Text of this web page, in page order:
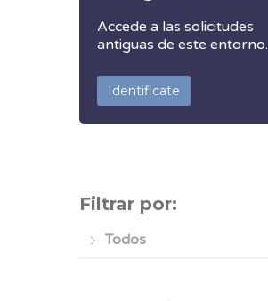
Accede a las solicitudes
antiguas de este entorno.
Identificate
Filtrar por:
Todos